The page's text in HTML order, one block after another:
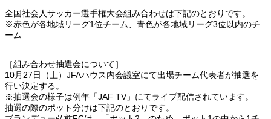
全国社会人サッカー選手権大会組み合わせは下記のとおりです。
※赤色が各地域リーグ1位チーム、青色が各地域リーグ3位以内のチ
ーム
［組み合わせ抽選会について］
10月27日（土）JFAハウス内会議室にて出場チーム代表者が抽選を
行い決定する。
※抽選会の様子は例年「JAF TV」にてライブ配信されています。
抽選の際のポット分けは下記のとおりです。